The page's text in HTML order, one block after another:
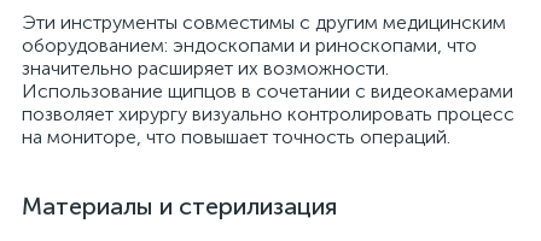
Эти инструменты совместимы с другим медицинским
оборудованием: эндоскопами и риноскопами, что
значительно расширяет их возможности.
Использование щипцов в сочетании с видеокамерами
позволяет хирургу визуально контролировать процесс
на мониторе, что повышает точность операций.
Материалы и стерилизация